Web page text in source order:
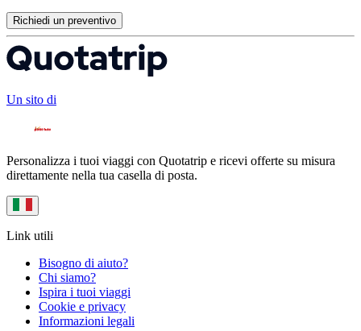
Richiedi un preventivo
Un sito di
Personalizza i tuoi viaggi con Quotatrip e ricevi offerte su misura
direttamente nella tua casella di posta.
Link utili
Bisogno di aiuto?
Chi siamo?
Ispira i tuoi viaggi
Cookie e privacy
Informazioni legali